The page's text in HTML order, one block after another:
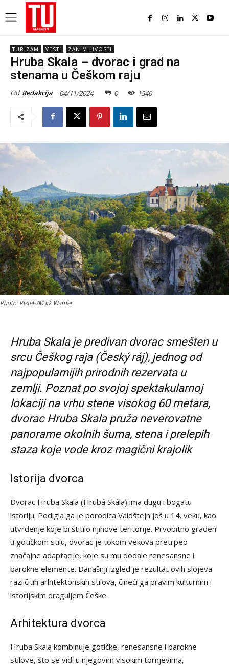
TURIZAM VESTI ZANIMLJIVOSTI
Hruba Skala – dvorac i grad na
stenama u Češkom raju
Od Redakcija 04/11/2024 0 1540
Photo: Pexels/Mark Warner
Hruba Skala je predivan dvorac smešten u
srcu Češkog raja (Český ráj), jednog od
najpopularnijih prirodnih rezervata u
zemlji. Poznat po svojoj spektakularnoj
lokaciji na vrhu stene visokog 60 metara,
dvorac Hruba Skala pruža neverovatne
panorame okolnih šuma, stena i prelepih
staza koje vode kroz magični krajolik
Istorija dvorca
Dvorac Hruba Skala (Hrubá Skála) ima dugu i bogatu
istoriju. Podigla ga je porodica Valdštejn još u 14. veku, kao
utvrđenje koje bi štitilo njihove teritorije. Prvobitno građen
u gotičkom stilu, dvorac je tokom vekova pretrpeo
značajne adaptacije, koje su mu dodale renesansne i
barokne elemente. Današnji izgled je rezultat ovih slojeva
različitih arhitektonskih stilova, čineći ga pravim kulturnim i
istorijskim draguljem Češke.
Arhitektura dvorca
Hruba Skala kombinuje gotičke, renesansne i barokne
stilove, što se vidi u njegovim visokim tornjevima,